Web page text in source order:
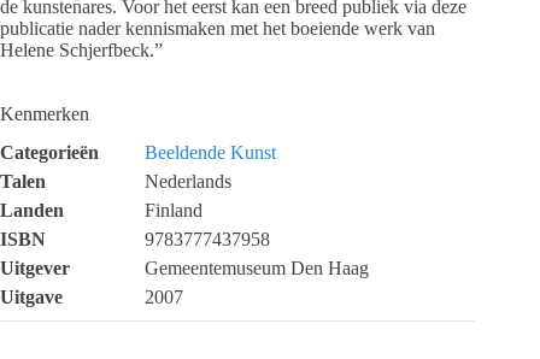
de kunstenares. Voor het eerst kan een breed publiek via deze
publicatie nader kennismaken met het boeiende werk van
Helene Schjerfbeck.”
Kenmerken
Categorieën
Beeldende Kunst
Talen
Nederlands
Landen
Finland
ISBN
9783777437958
Uitgever
Gemeentemuseum Den Haag
Uitgave
2007